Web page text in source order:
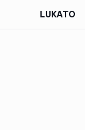
LUKATO